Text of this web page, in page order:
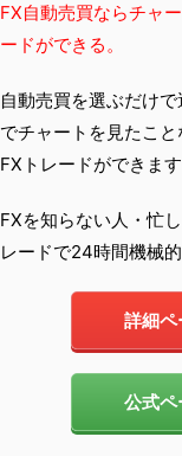
FX自動売買ならチャ
ードができる。
自動売買を選ぶだけ
でチャートを見たこ
FXトレードができます
FXを知らない人・忙
レードで24時間機械的
詳細ペ
公式ペ